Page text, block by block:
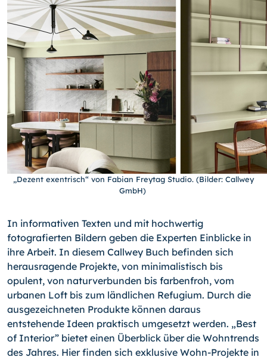
„Dezent exentrisch“ von Fabian Freytag Studio. (Bilder: Callwey
GmbH)
In informativen Texten und mit hochwertig
fotografierten Bildern geben die Experten Einblicke in
ihre Arbeit. In diesem Callwey Buch befinden sich
herausragende Projekte, von minimalistisch bis
opulent, von naturverbunden bis farbenfroh, vom
urbanen Loft bis zum ländlichen Refugium. Durch die
ausgezeichneten Produkte können daraus
entstehende Ideen praktisch umgesetzt werden. „Best
of Interior” bietet einen Überblick über die Wohntrends
des Jahres. Hier finden sich exklusive Wohn-Projekte in